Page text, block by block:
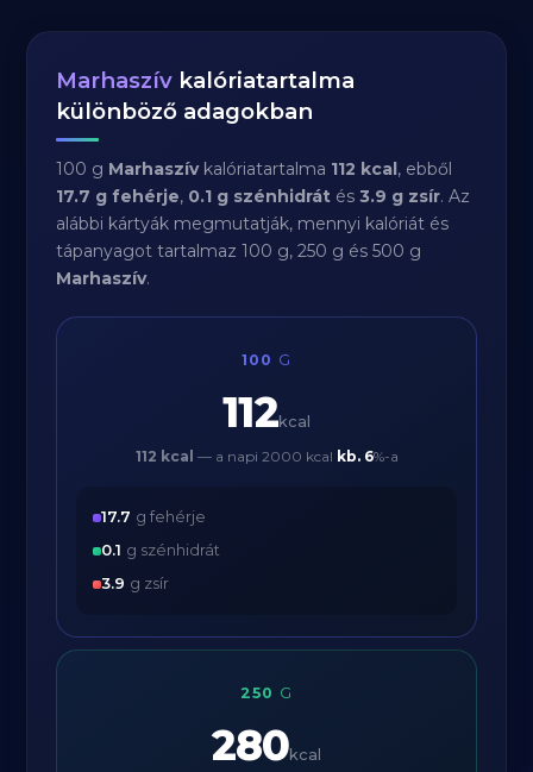
Marhaszív kalóriatartalma
különböző adagokban
100 g Marhaszívkalóriatartalma 112 kcal, ebből
17.7 g fehérje, 0.1 g szénhidrát és3.9 g zsír. Az
alábbi kártyák megmutatják, mennyi kalóriát és
tápanyagot tartalmaz 100 g, 250 g és 500 g
Marhaszív.
100 G
112kcal
112 kcal — a napi 2000 kcal kb. 6%-a
17.7 g fehérje
0.1 g szénhidrát
3.9 g zsír
250 G
280kcal